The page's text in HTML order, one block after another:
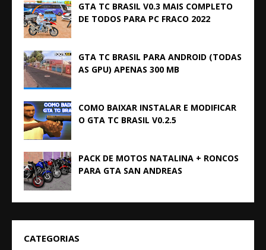
GTA TC BRASIL V0.3 MAIS COMPLETO
DE TODOS PARA PC FRACO 2022
GTA TC BRASIL PARA ANDROID (TODAS
AS GPU) APENAS 300 MB
COMO BAIXAR INSTALAR E MODIFICAR
O GTA TC BRASIL V0.2.5
PACK DE MOTOS NATALINA + RONCOS
PARA GTA SAN ANDREAS
CATEGORIAS